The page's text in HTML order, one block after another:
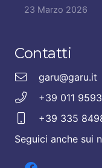
23 Marzo 2026
Contatti
garu@garu.it
+39 011
+39 335
Seguici anche sui